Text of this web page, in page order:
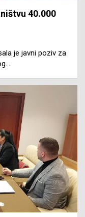
40.000
je javni poziv za